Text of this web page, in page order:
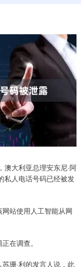
大利亚总理安东尼·阿
私人电话号码已经被发
站使用人工智能从网
在调查。
珊·利的发言人说，此